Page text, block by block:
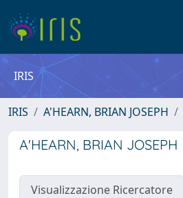
IRIS
IRIS A'HEARN, BRIAN JOSEPH
A'HEARN, BRIAN JOSEPH
Visualizzazione Ricercatore